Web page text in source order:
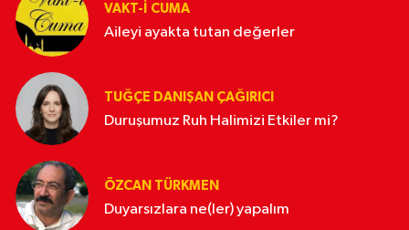
VAKT-I CUMA
Aileyi ayakta tutan değerler
TUĞÇE DANIŞAN ÇAĞIRICI
Duruşumuz Ruh Halimizi Etkiler mi?
ÖZCAN TÜRKMEN
Duyarsızlara ne(ler) yapalım